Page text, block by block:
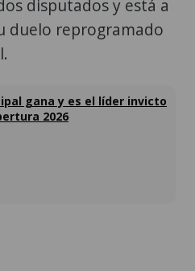
disputados y está a
duelo reprogramado
gana y es el líder invicto
2026